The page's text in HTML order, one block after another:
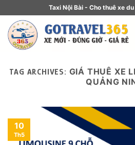
Taxi Nội Bài - Cho thuê xe
TAG ARCHIVES: GIÁ THUÊ XE
QUẢNG
10
Th5